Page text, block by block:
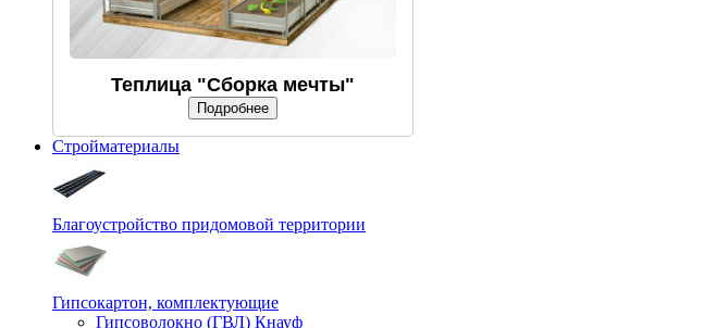
Теплица "Сборка мечты"
Подробнее
Стройматериалы
Благоустройство придомовой территории
Гипсокартон, комплектующие
Гипсоволокно (ГВЛ) Кнауф